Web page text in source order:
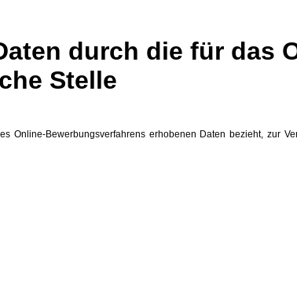
durch die für das
Stelle
Online-Bewerbungsverfahrens erhobenen Daten bezieht, zur